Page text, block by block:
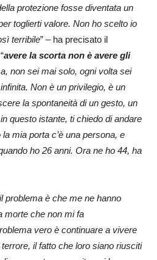
protezione fosse diventata un
toglierti valore. Non ho scelto io
terribile” – ha precisato il
avere la scorta non è avere gli
non sei mai solo, ogni volta sei
Non è un privilegio, è un
la spontaneità di un gesto, un
questo istante, ti chiedo di andare
mia porta c’è una persona, e
ho 26 anni. Ora ne ho 44, ha
problema è che me ne hanno
morte che non mi fa
vero è continuare a vivere
il fatto che loro siano riusciti